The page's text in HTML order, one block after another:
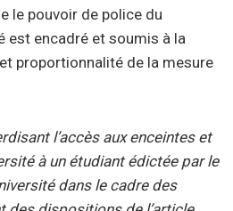
le pouvoir de police du
est encadré et soumis à la
proportionnalité de la mesure
l’accès aux enceintes et
à un étudiant édictée par le
dans le cadre des